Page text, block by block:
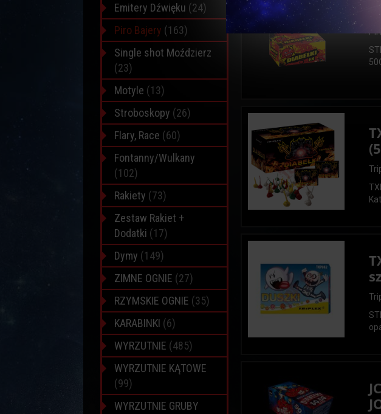
Emitery Dźwięku (24)
Piro Bajery (163)
Single shot Moździerz
(23)
Motyle (13)
Stroboskopy (26)
Flary, Race (60)
Fontanny/Wulkany
(102)
Rakiety (73)
Zestaw Rakiet +
Dodatki (17)
Dymy (149)
ZIMNE OGNIE (27)
RZYMSKIE OGNIE (35)
KARABINKI (6)
WYRZUTNIE (485)
WYRZUTNIE KĄTOWE
(99)
WYRZUTNIE GRUBY